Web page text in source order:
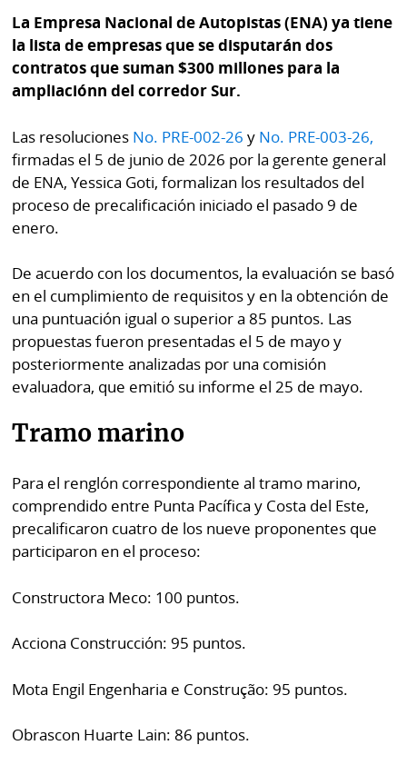
Kiosko
digital
Luctuosas
al
lector
Buenas
OTROS
SITIOS
por
Metro
Tienda
Panamá
Tus
KM
Corprensa
Diario
Ellas
Club
La
Prensa
Busca
Hoy
por
Hoy
⌾
⌾
Repregunta
⌾
Tal
Cual
Sabrina
Censura
La Empresa Nacional de Autopistas (ENA) ya tiene
la lista de empresas que se disputarán dos
contratos que suman $300 millones para la
ampliaciónn del corredor Sur.
Las resoluciones No. PRE-002-26 y No. PRE-003-26,
firmadas el 5 de junio de 2026 por la gerente general
de ENA, Yessica Goti, formalizan los resultados del
proceso de precalificación iniciado el pasado 9 de
enero.
De acuerdo con los documentos, la evaluación se basó
en el cumplimiento de requisitos y en la obtención de
una puntuación igual o superior a 85 puntos. Las
propuestas fueron presentadas el 5 de mayo y
posteriormente analizadas por una comisión
evaluadora, que emitió su informe el 25 de mayo.
Tramo marino
Para el renglón correspondiente al tramo marino,
comprendido entre Punta Pacífica y Costa del Este,
precalificaron cuatro de los nueve proponentes que
participaron en el proceso:
Constructora Meco: 100 puntos.
Acciona Construcción: 95 puntos.
Mota Engil Engenharia e Construção: 95 puntos.
Obrascon Huarte Lain: 86 puntos.